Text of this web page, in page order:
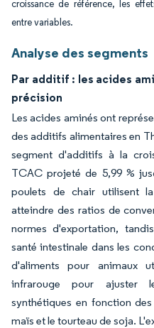
croissance de référence, les
entre variables.
Analyse des segments
Par additif : les acides
précision
Les acides aminés ont
des additifs alimentaires en
segment d'additifs à la
TCAC projeté de 5,99 %
poulets de chair utilisent
atteindre des ratios de
normes d'exportation,
santé intestinale dans les
d'aliments pour animaux
infrarouge pour ajuster
synthétiques en fonction
maïs et le tourteau de soja.